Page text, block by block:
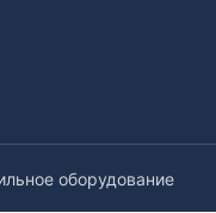
оборудование